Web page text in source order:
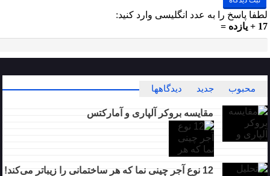
لطفا پاسخ را به عدد انگلیسی وارد کنید:
17 + یازده =
محبوب جدید دیدگاهها
مقایسه بروکر آلپاری و آمارکتس
12 نوع آجر چینی نما که هر ساختمانی را زیباتر می‌کند!